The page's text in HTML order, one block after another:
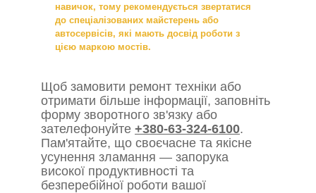
навичок, тому рекомендується звертатися
до спеціалізованих майстерень або
автосервісів, які мають досвід роботи з
цією маркою мостів.
Щоб замовити ремонт техніки або
отримати більше інформації, заповніть
форму зворотного зв'язку або
зателефонуйте +380-63-324-6100.
Пам'ятайте, що своєчасне та якісне
усунення зламання — запорука
високої продуктивності та
безперебійної роботи вашої